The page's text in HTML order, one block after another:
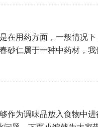
在用药方面，一般情况
砂仁属于一种中药材，我
作为调味品放入食物中